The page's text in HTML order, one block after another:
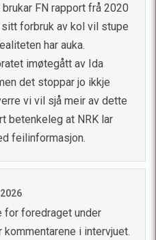
FN rapport frå 2020
forbruk av kol vil stupe
har auka.
imøtegått av Ida
det stoppar jo ikkje
vi vil sjå meir av dette
betenkeleg at NRK lar
feilinformasjon.
for foredraget under
i intervjuet.